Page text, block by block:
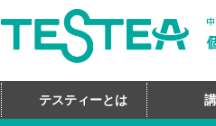
テスティーとは